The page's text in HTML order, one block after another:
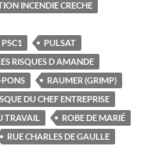
INCENDIE CRECHE
PSC1
PULSAT
RISQUES D AMANDE
PONS
RAUMER (GRIMP)
DU CHEF ENTREPRISE
TRAVAIL
ROBE DE MARIÉ
RUE CHARLES DE GAULLE